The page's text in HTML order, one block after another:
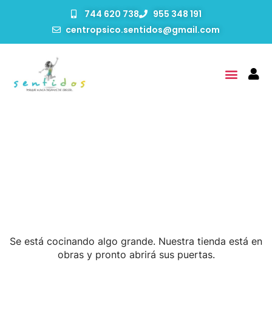
744 620 738
955 348 191
centropsico.sentidos@gmail.com
Se está cocinando algo grande. Nuestra tienda está en
obras y pronto abrirá sus puertas.